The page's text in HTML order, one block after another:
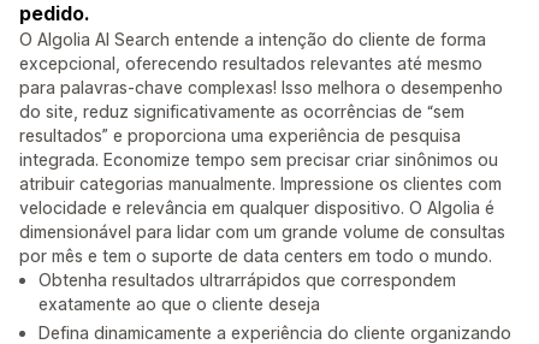
pedido.
O Algolia AI Search entende a intenção do cliente de forma
excepcional, oferecendo resultados relevantes até mesmo
para palavras-chave complexas! Isso melhora o desempenho
do site, reduz significativamente as ocorrências de “sem
resultados” e proporciona uma experiência de pesquisa
integrada. Economize tempo sem precisar criar sinônimos ou
atribuir categorias manualmente. Impressione os clientes com
velocidade e relevância em qualquer dispositivo. O Algolia é
dimensionável para lidar com um grande volume de consultas
por mês e tem o suporte de data centers em todo o mundo.
Obtenha resultados ultrarrápidos que correspondem
exatamente ao que o cliente deseja
Defina dinamicamente a experiência do cliente organizando